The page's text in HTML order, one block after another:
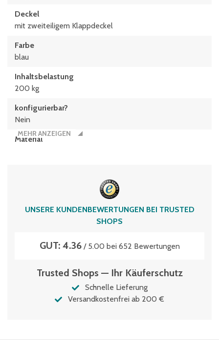
Deckel
mit zweiteiligem Klappdeckel
Farbe
blau
Inhaltsbelastung
200 kg
konfigurierbar?
Nein
Material
206 Liter
MEHR ANZEIGEN
UNSERE KUNDENBEWERTUNGEN BEI TRUSTED
SHOPS
GUT: 4.36/ 5.00 bei 652 Bewertungen
Trusted Shops — Ihr Käuferschutz
Schnelle Lieferung
Versandkostenfrei ab 200 €